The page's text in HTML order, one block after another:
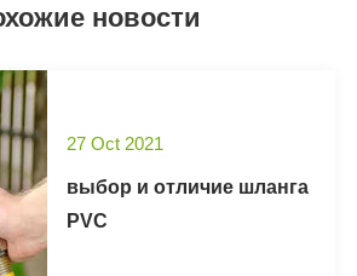
новости
27 Oct 2021
выбор и отличие шланга
PVC